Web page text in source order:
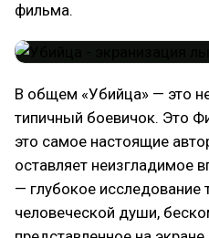
фильма.
В общем «Убийца» — это
типичный боевичок. Это
это самое настоящие
оставляет неизгладимое
— глубокое исследование
человеческой души,